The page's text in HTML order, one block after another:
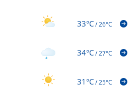
33°C/26°C
34°C/27°C
31°C/25°C